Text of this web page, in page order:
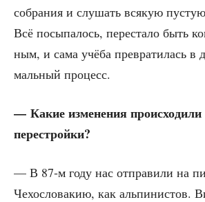
собра­ния и слу­шать вся­кую
Всё посы­па­лось, пере­ста­ло быть
ным, и сама учё­ба пре­вра­ти­лась в
маль­ный процесс.
— Какие изме­не­ния
перестройки?
— В 87‑м году нас отпра­ви­ли на
Чехо­сло­ва­кию, как аль­пи­ни­стов.